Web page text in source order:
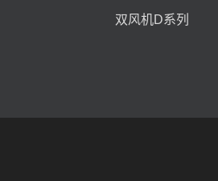
双风机D系列